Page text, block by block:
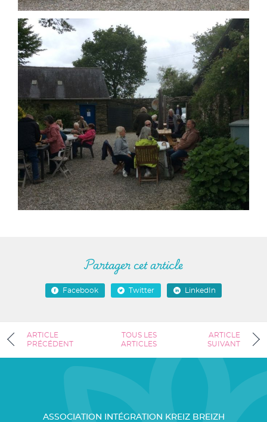
Partager cet article
Facebook Twitter LinkedIn
ARTICLE
PRÉCÉDENT
TOUS LES
ARTICLES
ARTICLE
SUIVANT
ASSOCIATION INTÉGRATION KREIZ BREIZH